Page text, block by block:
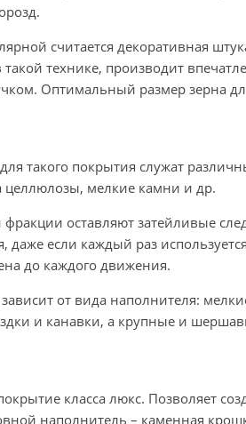
считается декоративная
технике, производит
Оптимальный размер зерна
такого покрытия служат
целлюлозы, мелкие камни и др.
оставляют затейливые
даже если каждый раз
до каждого движения.
зависит от вида наполнителя:
и канавки, а крупные и
класса люкс. Позволяет
наполнитель – каменная